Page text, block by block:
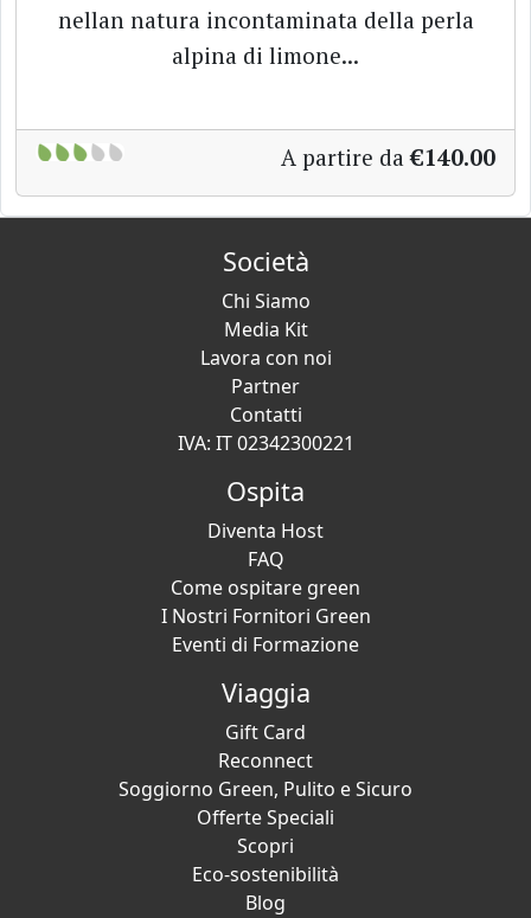
nellan natura incontaminata della perla
alpina di limone...
A partire da €140.00
Società
Chi Siamo
Media Kit
Lavora con noi
Partner
Contatti
IVA: IT 02342300221
Ospita
Diventa Host
FAQ
Come ospitare green
I Nostri Fornitori Green
Eventi di Formazione
Viaggia
Gift Card
Reconnect
Soggiorno Green, Pulito e Sicuro
Offerte Speciali
Scopri
Eco-sostenibilità
Blog